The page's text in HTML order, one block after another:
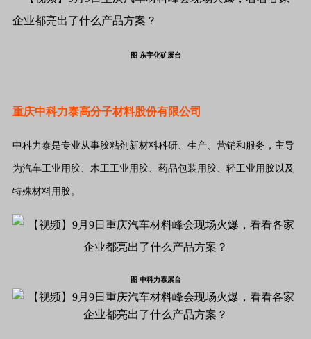
图 东宇化矿展台
重庆中科力泰高分子材料股份有限公司
中科力泰是专业从事胶粘剂新材料科研、生产、营销和服务，主导
为汽车工业用胶、木工工业用胶、药品包装用胶、轻工业用胶以及
特殊材料用胶。
图 中科力泰展台